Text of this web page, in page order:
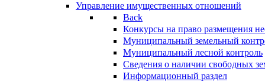
Управление имущественных отношений
Back
Конкурсы на право размещения
Муниципальный земельный
Муниципальный лесной контроль
Сведения о наличии свободных
Информационный раздел